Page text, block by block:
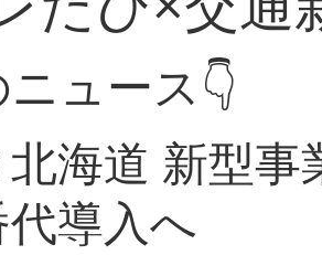
ュース👇
海道 新型
代導入へ